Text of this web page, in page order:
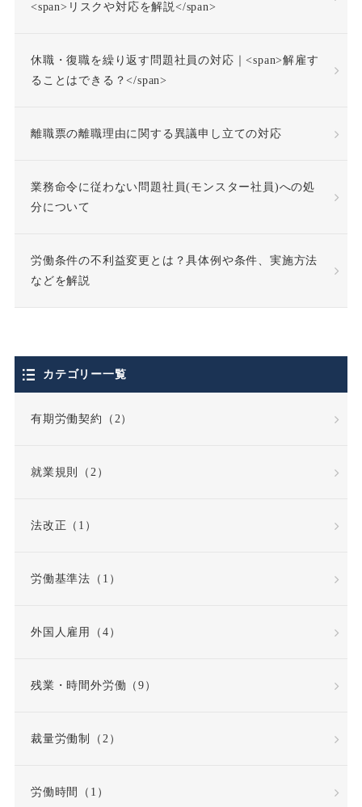
<span>リスクや対応を解説</span>
休職・復職を繰り返す問題社員の対応｜<span>解雇す
ることはできる？</span>
離職票の離職理由に関する異議申し立ての対応
業務命令に従わない問題社員(モンスター社員)への処
分について
労働条件の不利益変更とは？具体例や条件、実施方法
などを解説
カテゴリー一覧
有期労働契約（2）
就業規則（2）
法改正（1）
労働基準法（1）
外国人雇用（4）
残業・時間外労働（9）
裁量労働制（2）
労働時間（1）